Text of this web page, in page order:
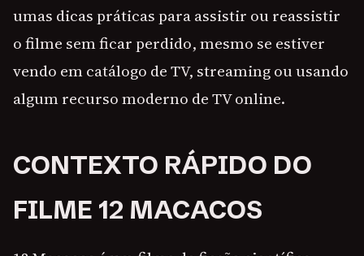
umas dicas práticas para assistir ou reassistir
o filme sem ficar perdido, mesmo se estiver
vendo em catálogo de TV, streaming ou usando
algum recurso moderno de TV online.
CONTEXTO RÁPIDO DO
FILME 12 MACACOS